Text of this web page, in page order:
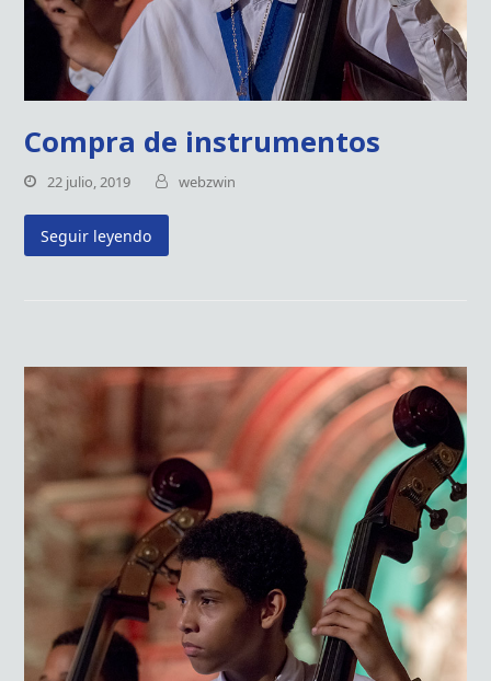
Compra de instrumentos
22 julio, 2019 webzwin
Seguir leyendo